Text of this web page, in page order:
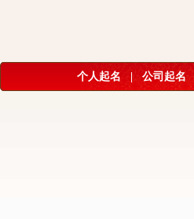
个人起名 公司起名